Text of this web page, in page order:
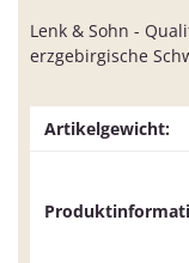
Lenk & Sohn -
erzgebirgische
Artikelgewicht: